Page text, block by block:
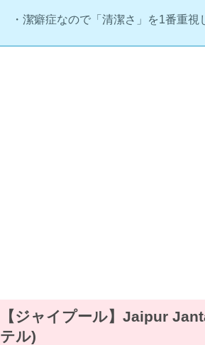
・潔癖症なので「清潔さ」を1番重視
【ジャイプール】Jaipur
テル)